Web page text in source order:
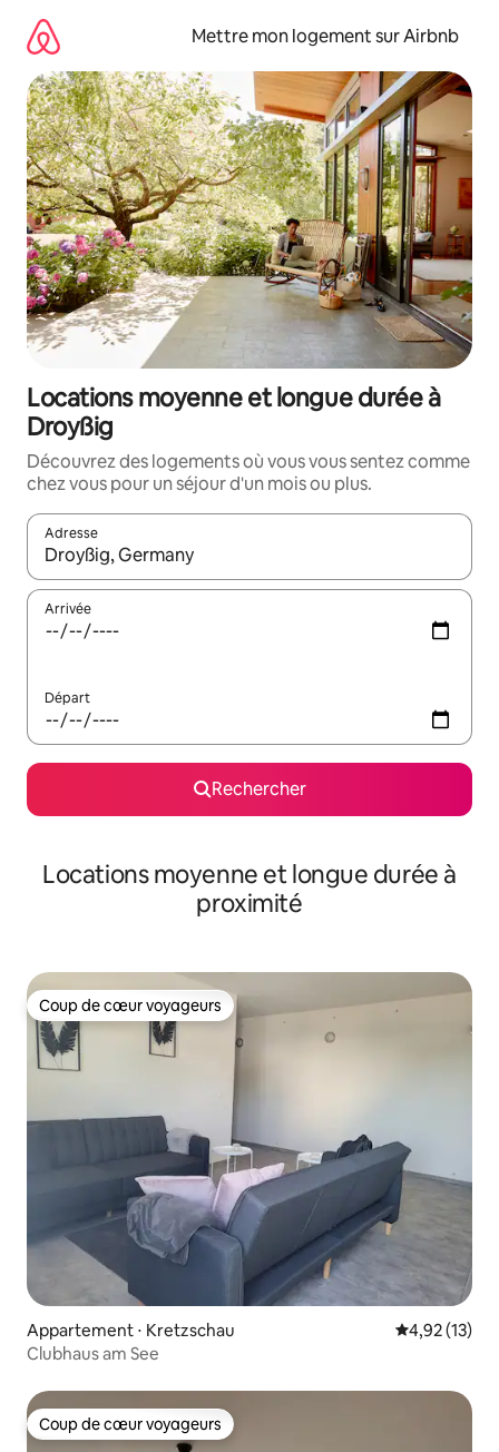
directement
contenu
Mettre mon logement sur Airbnb
Locations moyenne et longue durée à
Droyßig
Découvrez des logements où vous vous sentez comme
chez vous pour un séjour d'un mois ou plus.
Adresse
Lorsque les résultats s'affichent, utilisez les flèches vers le
Arrivée
Départ
Rechercher
Locations moyenne et longue durée à
proximité
Coup de cœur voyageurs
Coup de cœur voyageurs
Appartement ⋅ Kretzschau Évaluation
4,92 (13)
Clubhaus am See
Coup de cœur voyageurs
Coup de cœur voyageurs